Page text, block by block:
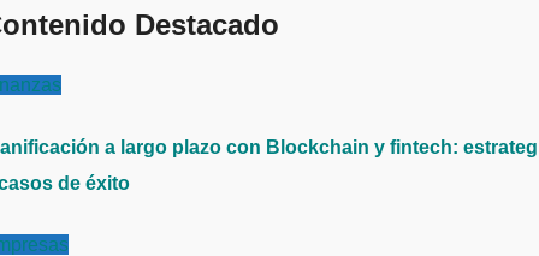
Destacado
a largo plazo con Blockchain y fintech:
de éxito